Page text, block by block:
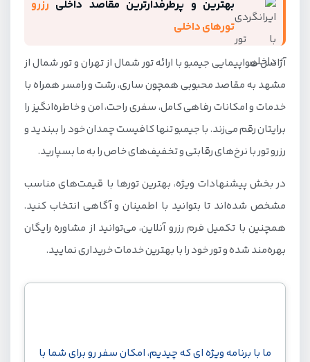
بهترین و پرطرفدارترین مقاصد داخلی رزرو
تورهای داخلی
آژانس هواپیمایی جیمبو با ارائه تور شمال از تهران و تور شمال از
مشهد به مقاصد محبوبی همچون ساری، رشت و رامسر همراه با
خدمات و امکانات رفاهی کامل، سفری راحت، امن و خاطره‌انگیز را
برایتان رقم می‌زند. با جیمبو تنها کافیست چمدان خود را ببندید و
رزرو تور با نرخ‌های رقابتی و تخفیف‌های خاص را به ما بسپارید.
در بخش پیشنهادات ویژه، بهترین تورها با قیمت‌های مناسب
مشخص شده‌اند تا بتوانید با اطمینان و آگاهی انتخاب کنید.
همچنین با تکمیل فرم رزرو آنلاین، می‌توانید از مشاوره رایگان
بهره‌مند شده و تور خود را با بهترین خدمات خریداری نمایید.
ما با برنامه ویژه ای که چیدیم، امکان سفر رو برای شما با